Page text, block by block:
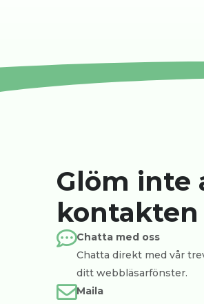
Glöm inte
kontakten
Chatta med oss
Chatta direkt med vår
ditt webbläsarfönster.
Maila